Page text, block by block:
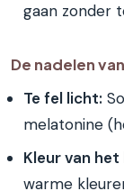
gaan zonder
De nadelen
Te fel licht:
melatonine
Kleur van
warme